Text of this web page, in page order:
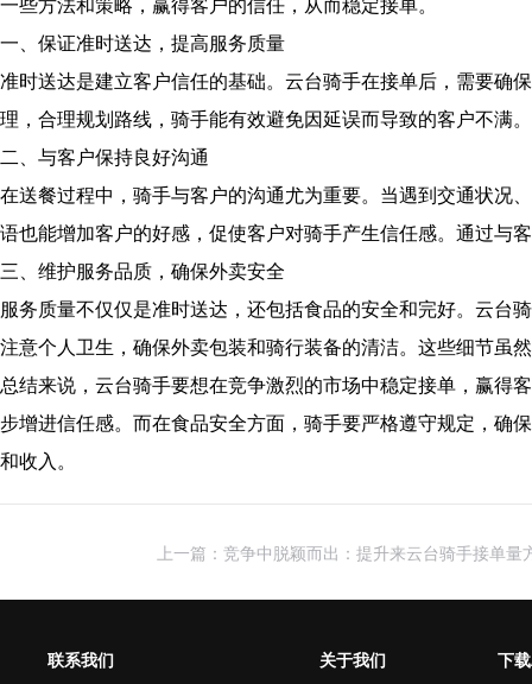
一、保证准时送达，提高服务质量
准时送达是建立客户信任的基础。云台骑手在接单后，需要确
理，合理规划路线，骑手能有效避免因延误而导致的客户不满
二、与客户保持良好沟通
在送餐过程中，骑手与客户的沟通尤为重要。当遇到交通状
语也能增加客户的好感，促使客户对骑手产生信任感。通过与
三、维护服务品质，确保外卖安全
服务质量不仅仅是准时送达，还包括食品的安全和完好。云台
注意个人卫生，确保外卖包装和骑行装备的清洁。这些细节虽
总结来说，云台骑手要想在竞争激烈的市场中稳定接单，赢得
步增进信任感。而在食品安全方面，骑手要严格遵守规定，确
和收入。
上一篇：竞争中脱颖而出：提升来云台骑手接单量
联系我们 关于我们 下